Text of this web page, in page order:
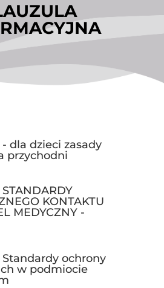
- dla dzieci zasady
przychodni
KONTAKTU
MEDYCZNY -
Standardy ochrony
w podmiocie